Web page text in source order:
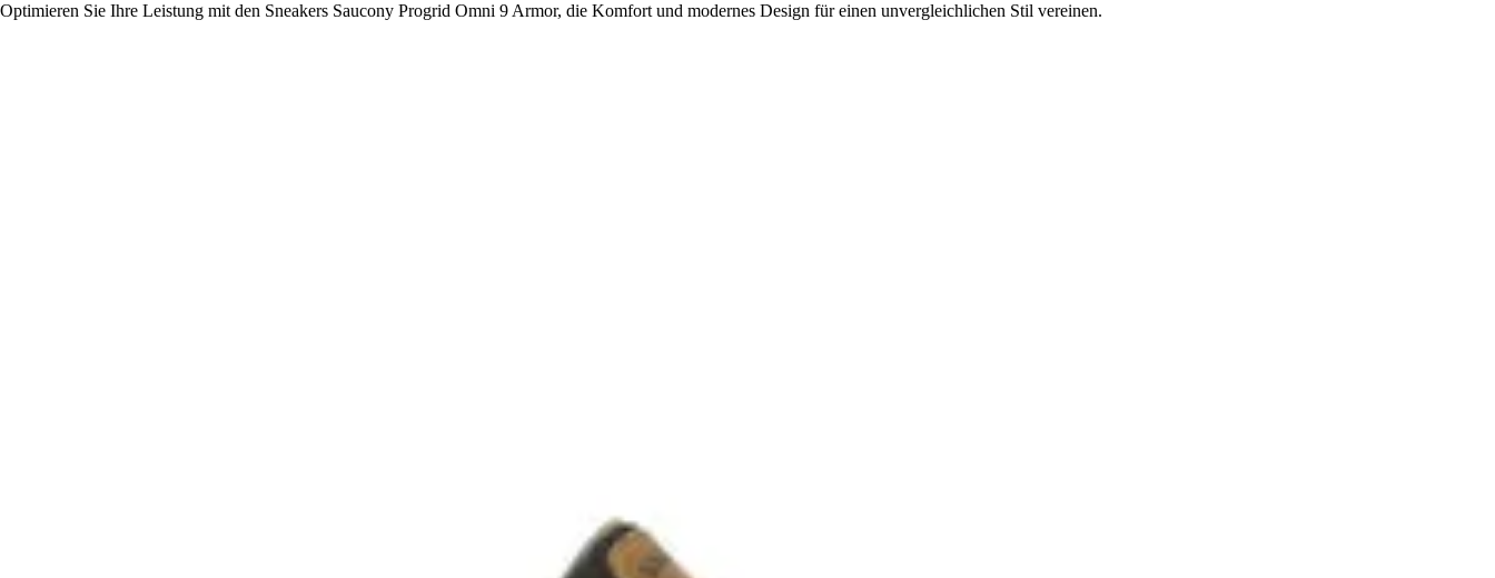
Optimieren Sie Ihre Leistung mit den Sneakers Saucony Progrid Omni 9 Armor, die Komfort und modernes Design für einen unvergleichlichen Stil vereinen.